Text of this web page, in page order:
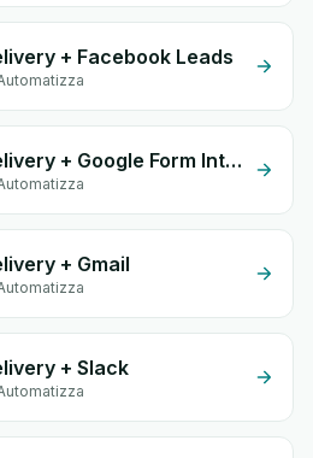
+ Facebook Leads
ASAP Delivery + Google Form Integration
+ Gmail
+ Slack